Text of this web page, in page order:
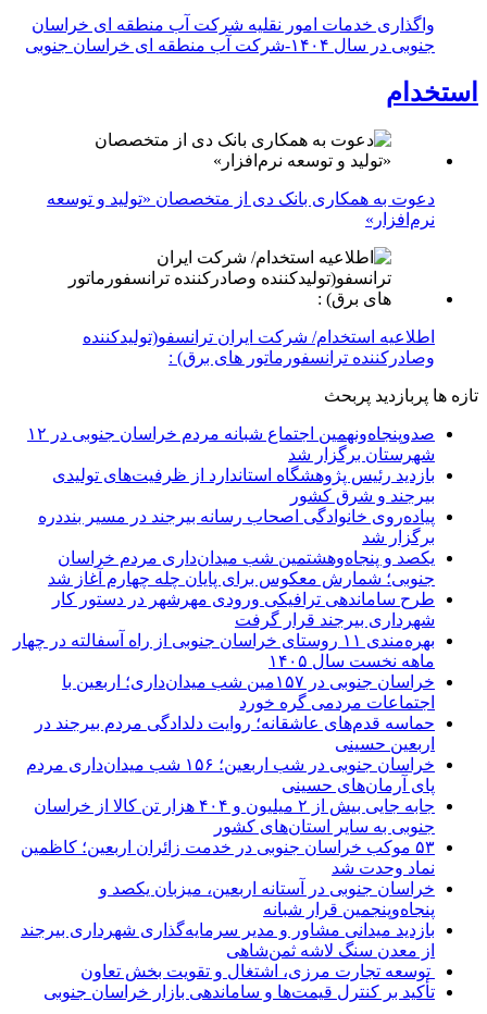
واگذاری خدمات امور نقلیه شرکت آب منطقه ای خراسان
جنوبی در سال ۱۴۰۴-شرکت آب منطقه ای خراسان جنوبی
استخدام
دعوت به همکاری بانک دی از متخصصان «تولید و توسعه
نرم‌افزار»
اطلاعیه استخدام/ شرکت ایران ترانسفو(تولیدکننده
وصادرکننده ترانسفورماتور های برق) :
تازه ها پربازدید پربحث
صدوپنجاه‌ونهمین اجتماع شبانه مردم خراسان جنوبی در ۱۲
شهرستان برگزار شد
بازدید رئیس پژوهشگاه استاندارد از ظرفیت‌های تولیدی
بیرجند و شرق کشور
پیاده‌روی خانوادگی اصحاب رسانه بیرجند در مسیر بنددره
برگزار شد
یکصد و پنجاه‌وهشتمین شب میدان‌داری مردم خراسان
جنوبی؛ شمارش معکوس برای پایان چله چهارم آغاز شد
طرح ساماندهی ترافیکی ورودی مهرشهر در دستور کار
شهرداری بیرجند قرار گرفت
بهره‌مندی ۱۱ روستای خراسان جنوبی از راه آسفالته در چهار
ماهه نخست سال ۱۴۰۵
خراسان جنوبی در ۱۵۷مین شب میدان‌داری؛ اربعین با
اجتماعات مردمی گره خورد
حماسه قدم‌های عاشقانه؛ روایت دلدادگی مردم بیرجند در
اربعین حسینی
خراسان جنوبی در شب اربعین؛ ۱۵۶ شب میدان‌داری مردم
پای آرمان‌های حسینی
جابه جایی بیش از ۲ میلیون و ۴۰۴ هزار تن کالا از خراسان
جنوبی به سایر استان‌های کشور
۵۳ موکب خراسان جنوبی در خدمت زائران اربعین؛ کاظمین
نماد وحدت شد
خراسان جنوبی در آستانه اربعین، میزبان یکصد و
پنجاه‌وپنجمین قرار شبانه
بازدید میدانی مشاور و مدیر سرمایه‌گذاری شهرداری بیرجند
از معدن سنگ لاشه ثمن‌شاهی
توسعه تجارت مرزی، اشتغال و تقویت بخش تعاون
تأکید بر کنترل قیمت‌ها و ساماندهی بازار خراسان جنوبی